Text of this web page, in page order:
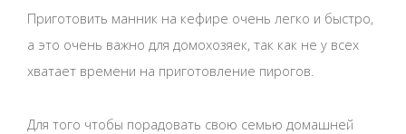
Приготовить манник на кефире очень легко и быстро,
а это очень важно для домохозяек, так как не у всех
хватает времени на приготовление пирогов.
Для того чтобы порадовать свою семью домашней